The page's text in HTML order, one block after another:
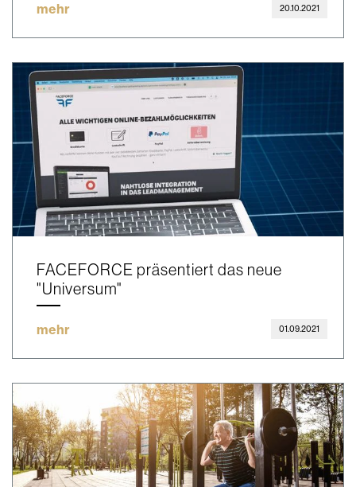
mehr 20.10.2021
FACEFORCE präsentiert das neue
"Universum"
mehr 01.09.2021